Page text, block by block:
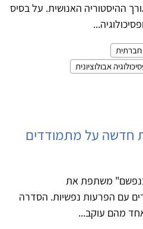
ההיסטוריה האנושית. על בסיס
חברתית
אבולוציונית
על מתמודדים
משתפת את
עם הפרעות נפשיות. הסדרה
מהם עוקב...